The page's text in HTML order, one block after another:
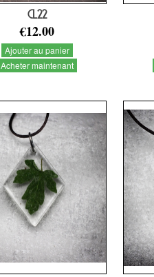
CL22
€12.00
Ajouter au panier
Acheter maintenant